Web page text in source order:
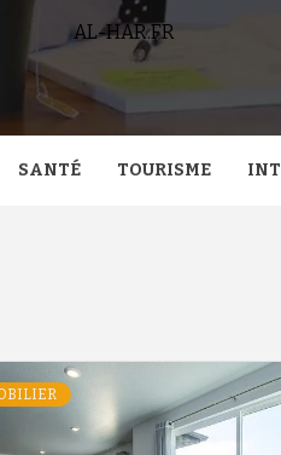
AL-HAR.FR
SANTÉ TOURISME